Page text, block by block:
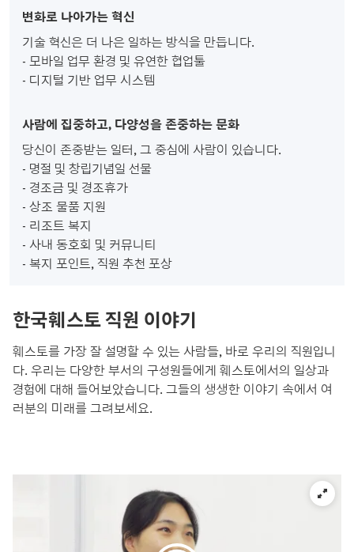
변화로 나아가는 혁신
기술 혁신은 더 나은 일하는 방식을 만듭니다.
- 모바일 업무 환경 및 유연한 협업툴
- 디지털 기반 업무 시스템
사람에 집중하고, 다양성을 존중하는 문화
당신이 존중받는 일터, 그 중심에 사람이 있습니다.
- 명절 및 창립기념일 선물
- 경조금 및 경조휴가
- 상조 물품 지원
- 리조트 복지
- 사내 동호회 및 커뮤니티
- 복지 포인트, 직원 추천 포상
한국훼스토 직원 이야기
훼스토를 가장 잘 설명할 수 있는 사람들, 바로 우리의 직원입니
다. 우리는 다양한 부서의 구성원들에게 훼스토에서의 일상과
경험에 대해 들어보았습니다. 그들의 생생한 이야기 속에서 여
러분의 미래를 그려보세요.